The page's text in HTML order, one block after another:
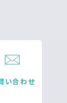
い合わせ